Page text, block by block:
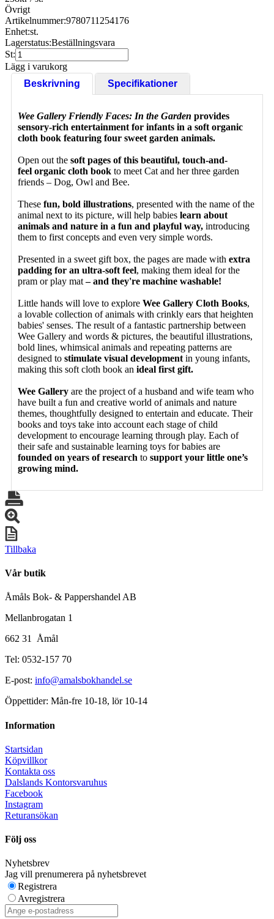
Övrigt
Artikelnummer:9780711254176
Enhet:st.
Lagerstatus:Beställningsvara
St:
Lägg i varukorg
Beskrivning
Specifikationer
Wee Gallery Friendly Faces: In the Garden provides
sensory-rich entertainment for infants in a soft organic
cloth book featuring four sweet garden animals.
Open out the soft pages of this beautiful, touch-and-
feel organic cloth book to meet Cat and her three garden
friends – Dog, Owl and Bee.
These fun, bold illustrations, presented with the name of the
animal next to its picture, will help babies learn about
animals and nature in a fun and playful way, introducing
them to first concepts and even very simple words.
Presented in a sweet gift box, the pages are made with extra
padding for an ultra-soft feel, making them ideal for the
pram or play mat– and they're machine washable!
Little hands will love to explore Wee Gallery Cloth Books,
a lovable collection of animals with crinkly ears that heighten
babies' senses. The result of a fantastic partnership between
Wee Gallery and words & pictures, the beautiful illustrations,
bold lines, whimsical animals and repeating patterns are
designed to stimulate visual development in young infants,
making this soft cloth book an ideal first gift.
Wee Gallery are the project of a husband and wife team who
have built a fun and creative world of animals and nature
themes, thoughtfully designed to entertain and educate. Their
books and toys take into account each stage of child
development to encourage learning through play. Each of
their safe and sustainable learning toys for babies are
founded on years of research to support your little one’s
growing mind.
Tillbaka
Vår butik
Åmåls Bok- & Pappershandel AB
Mellanbrogatan 1
662 31 Åmål
Tel: 0532-157 70
E-post: info@amalsbokhandel.se
Öppettider: Mån-fre 10-18, lör 10-14
Information
Startsidan
Köpvillkor
Kontakta oss
Dalslands Kontorsvaruhus
Facebook
Instagram
Returansökan
Följ oss
Nyhetsbrev
Jag vill prenumerera på nyhetsbrevet
Registrera
Avregistrera